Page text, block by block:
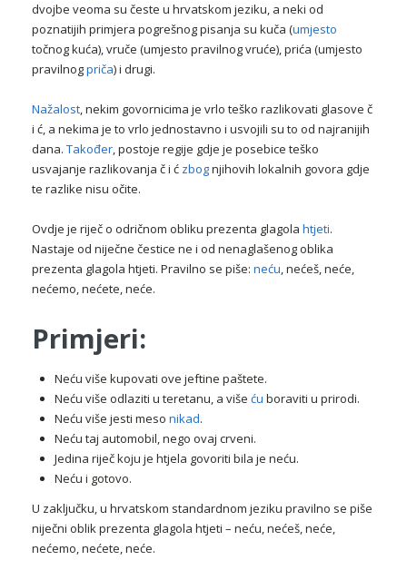
dvojbe veoma su česte u hrvatskom jeziku, a neki od
poznatijih primjera pogrešnog pisanja su kuča (umjesto
točnog kuća), vruče (umjesto pravilnog vruće), prića (umjesto
pravilnogpriča) i drugi.
Nažalost, nekim govornicima je vrlo teško razlikovati glasove č
i ć, a nekima je to vrlo jednostavno i usvojili su to od najranijih
dana. Također, postoje regije gdje je posebice teško
usvajanje razlikovanja č i ć zbognjihovih lokalnih govora gdje
te razlike nisu očite.
Ovdje je riječ o odričnom obliku prezenta glagola htjeti.
Nastaje od niječne čestice ne i od nenaglašenog oblika
prezenta glagola htjeti. Pravilno se piše: neću, nećeš, neće,
nećemo, nećete, neće.
Primjeri:
Neću više kupovati ove jeftine paštete.
Neću više odlaziti u teretanu, a više ću boraviti u prirodi.
Neću više jesti meso nikad.
Neću taj automobil, nego ovaj crveni.
Jedina riječ koju je htjela govoriti bila je neću.
Neću i gotovo.
U zaključku, u hrvatskom standardnom jeziku pravilno se piše
niječni oblik prezenta glagola htjeti – neću, nećeš, neće,
nećemo, nećete, neće.